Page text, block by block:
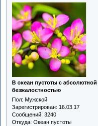
В океан пустоты с абсолютной
безжалостностью
Пол: Мужской
Зарегистрирован: 16.03.17
Сообщений: 3240
Откуда: Океан пустоты